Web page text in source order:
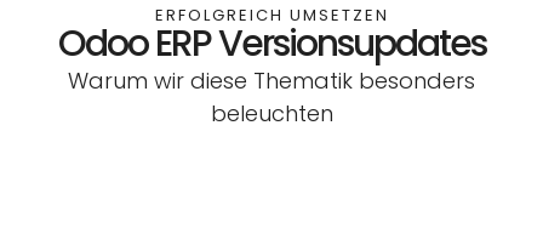
ERFOLGREICH UMSETZEN
Odoo ERP Versionsupdates
Warum wir diese Thematik besonders
beleuchten